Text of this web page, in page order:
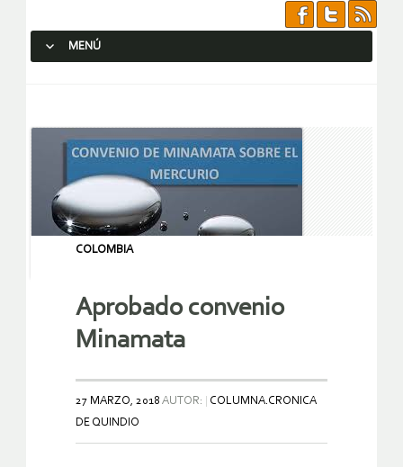
MENÚ
COLOMBIA
Aprobado convenio
Minamata
27 MARZO, 2018 AUTOR:
COLUMNA.CRONICA
DE QUINDIO